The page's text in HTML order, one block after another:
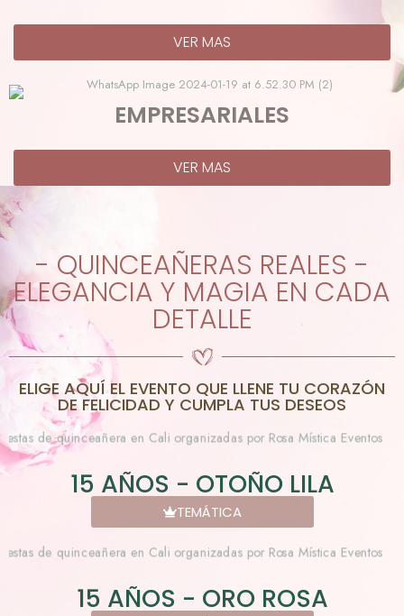
VER MAS
EMPRESARIALES
VER MAS
- QUINCEAÑERAS REALES -
ELEGANCIA Y MAGIA EN CADA
DETALLE
ELIGE AQUÍ EL EVENTO QUE LLENE TU CORAZÓN
DE FELICIDAD Y CUMPLA TUS DESEOS
15 AÑOS - OTOÑO LILA
TEMÁTICA
15 AÑOS - ORO ROSA